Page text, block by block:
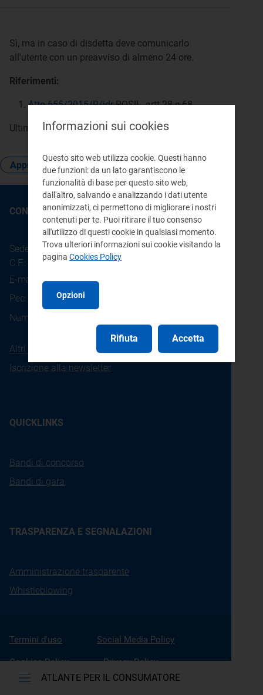
Sì, ma in caso di disdetta deve comunicarlo
all'utente con un preavviso di almeno 24 ore.
Riferimenti:
Atto 655/2015/R/idrRQSII - artt.28 e 68
Ultimo aggiornamento:23 maggio 2017
Appuntamento
ATLANTE PER IL CONSUMATORE
CONTATTI
Sede legale: Piazza Cavour 5 - 20121 - Milano
C.F.: 97190020152
E-mail:info@arera.it
Pec:
protocollo@pec.arera.it
Numero verde consumatori:
Altri contatti
Iscrizione alla newsletter
QUICKLINKS
Bandi di concorso
Bandi di gara
TRASPARENZA E SEGNALAZIONI
Amministrazione trasparente
Whistleblowing
Termini d'uso Social Media Policy
Cookies Policy Privacy Policy
Accessibilità Gestione Cookies
Informazioni sui cookies
Questo sito web utilizza cookie. Questi hanno
due funzioni: da un lato garantiscono le
funzionalità di base per questo sito web,
dall'altro, salvando e analizzando i dati utente
anonimizzati, ci permettono di migliorare i nostri
contenuti per te. Puoi ritirare il tuo consenso
all'utilizzo di questi cookie in qualsiasi momento.
Trova ulteriori informazioni sui cookie visitando la
pagina Cookies Policy
Opzioni
Rifiuta Accetta